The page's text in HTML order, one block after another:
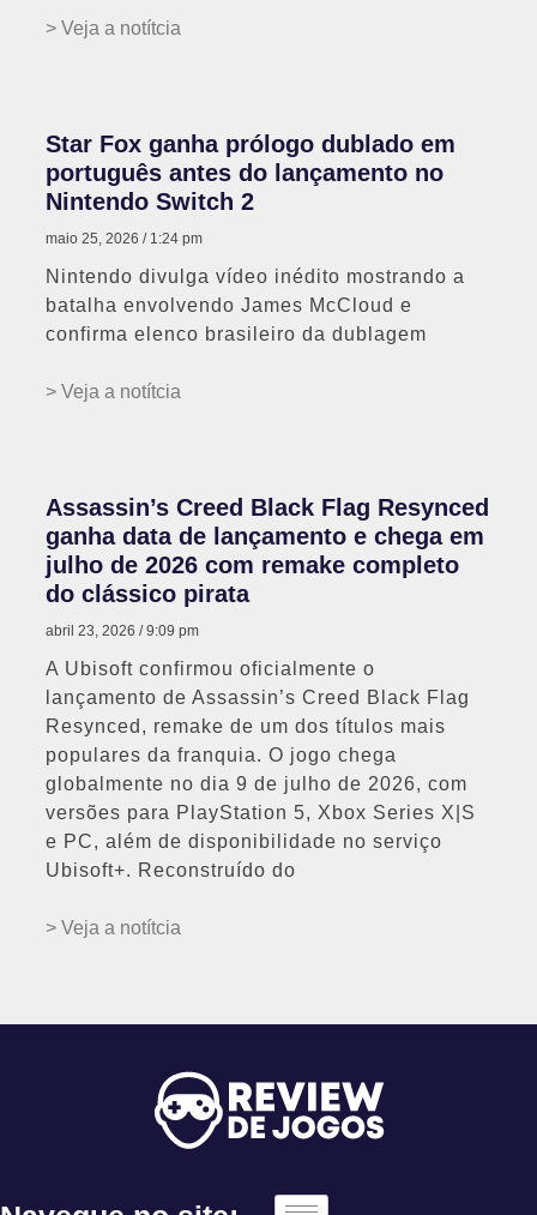
> Veja a notítcia
Star Fox ganha prólogo dublado em
português antes do lançamento no
Nintendo Switch 2
maio 25, 2026 1:24 pm
Nintendo divulga vídeo inédito mostrando a
batalha envolvendo James McCloud e
confirma elenco brasileiro da dublagem
> Veja a notítcia
Assassin’s Creed Black Flag Resynced
ganha data de lançamento e chega em
julho de 2026 com remake completo
do clássico pirata
abril 23, 2026 9:09 pm
A Ubisoft confirmou oficialmente o
lançamento de Assassin’s Creed Black Flag
Resynced, remake de um dos títulos mais
populares da franquia. O jogo chega
globalmente no dia 9 de julho de 2026, com
versões para PlayStation 5, Xbox Series X|S
e PC, além de disponibilidade no serviço
Ubisoft+. Reconstruído do
> Veja a notítcia